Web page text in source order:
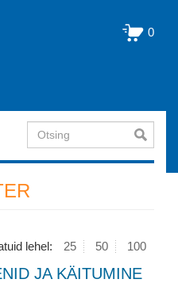
0
Otsing
lehel: 25 50 100
JA KÄITUMINE